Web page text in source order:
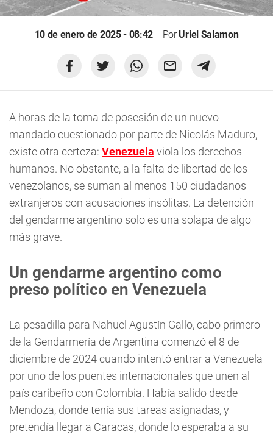
10 de enero de 2025 - 08:42 PorUriel Salamon
A horas de la toma de posesión de un nuevo
mandado cuestionado por parte de Nicolás Maduro,
existe otra certeza: Venezuela viola los derechos
humanos. No obstante, a la falta de libertad de los
venezolanos, se suman al menos 150 ciudadanos
extranjeros con acusaciones insólitas. La detención
del gendarme argentino solo es una solapa de algo
más grave.
Un gendarme argentino como
preso político en Venezuela
La pesadilla para Nahuel Agustín Gallo, cabo primero
de la Gendarmería de Argentina comenzó el 8 de
diciembre de 2024 cuando intentó entrar a Venezuela
por uno de los puentes internacionales que unen al
país caribeño con Colombia. Había salido desde
Mendoza, donde tenía sus tareas asignadas, y
pretendía llegar a Caracas, donde lo esperaba a su